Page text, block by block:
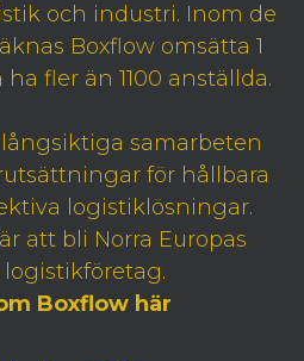
och industri. Inom de
Boxflow omsätta 1
fler än 1100 anställda.
samarbeten
för hållbara
logistiklösningar.
att bli Norra Europas
logistikföretag.
Boxflow här